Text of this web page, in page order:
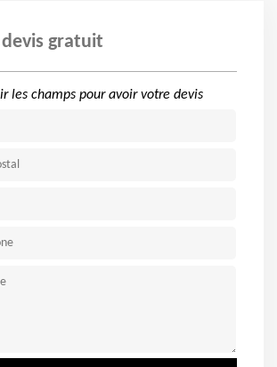
gratuit
les champs pour avoir votre devis